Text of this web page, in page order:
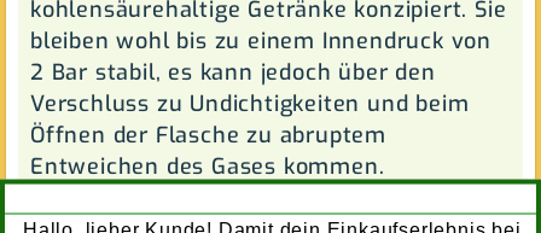
kohlensäurehaltige Getränke konzipiert. Sie
bleiben wohl bis zu einem Innendruck von
2 Bar stabil, es kann jedoch über den
Verschluss zu Undichtigkeiten und beim
Öffnen der Flasche zu abruptem
Entweichen des Gases kommen.